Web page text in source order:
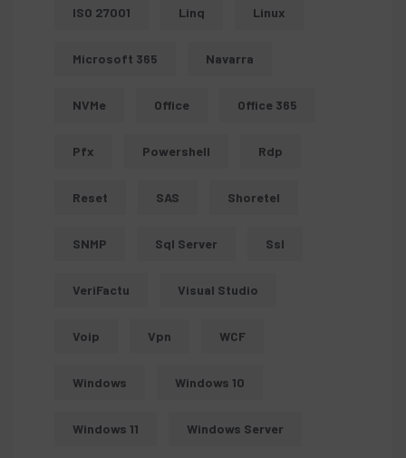
ISO 27001 Linq Linux
Microsoft 365 Navarra
NVMe Office Office 365
Pfx Powershell Rdp
Reset SAS Shoretel
SNMP Sql Server Ssl
VeriFactu Visual Studio
Voip Vpn WCF
Windows Windows 10
Windows 11 Windows Server